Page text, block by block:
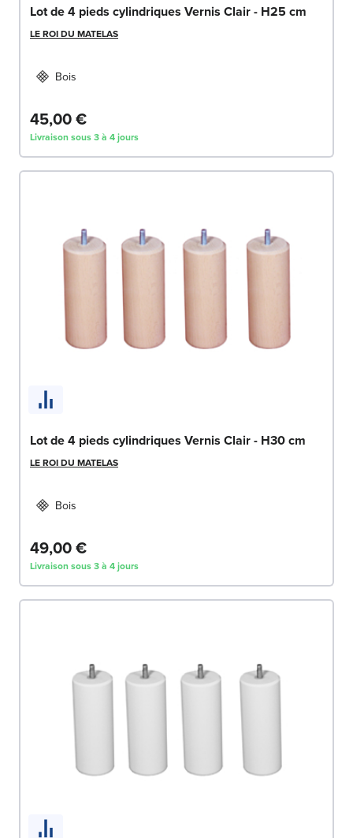
Lot de 4 pieds cylindriques Vernis Clair - H25 cm
LE ROI DU MATELAS
Bois
45,00 €
Livraison sous 3 à 4 jours
Lot de 4 pieds cylindriques Vernis Clair - H30 cm
LE ROI DU MATELAS
Bois
49,00 €
Livraison sous 3 à 4 jours